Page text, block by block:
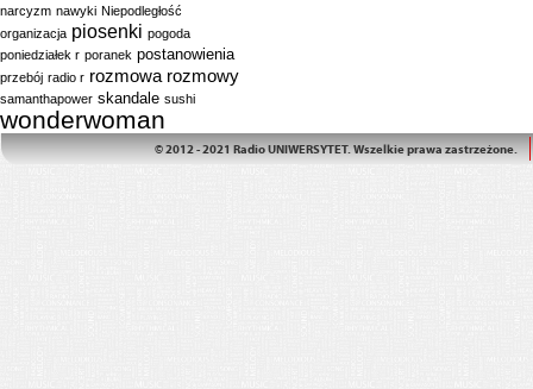
narcyzm nawyki Niepodległość
organizacja piosenki pogoda
poniedziałek r poranek postanowienia
przebój radio r rozmowa rozmowy
samanthapower skandale sushi
wonderwoman
© 2012 - 2021 Radio UNIWERSYTET. Wszelkie prawa zastrzeżone.